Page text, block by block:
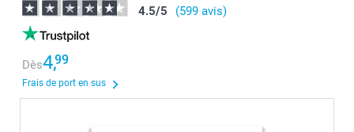
4.5/5 (599 avis)
Dès4,99
Frais de port en sus